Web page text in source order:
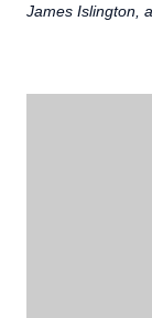
James Islington,